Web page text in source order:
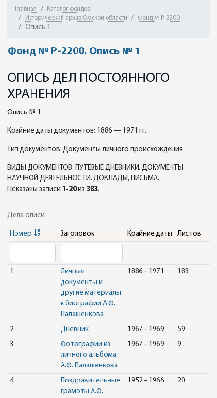
Главная
Каталог фондов
Исторический архив Омской области
Фонд № Р-2200
Опись 1
Фонд № Р-2200. Опись № 1
ОПИСЬ ДЕЛ ПОСТОЯННОГО
ХРАНЕНИЯ
Опись № 1.
Крайние даты документов: 1886 — 1971 гг.
Тип документов: Документы личного происхождения
ВИДЫ ДОКУМЕНТОВ: ПУТЕВЫЕ ДНЕВНИКИ. ДОКУМЕНТЫ
НАУЧНОЙ ДЕЯТЕЛЬНОСТИ. ДОКЛАДЫ, ПИСЬМА.
Показаны записи 1-20из 383.
Дела описи
Номер Заголовок Крайние даты Листов
1
Личные
документы и
другие материалы
к биографии А.Ф.
Палашенкова
1886 – 1971 188
2 Дневник 1967 – 1969 59
3
Фотографии из
личного альбома
А.Ф. Палашенкова
1967 – 1969 9
4
Поздравительные
грамоты А.Ф.
1952 – 1966 20